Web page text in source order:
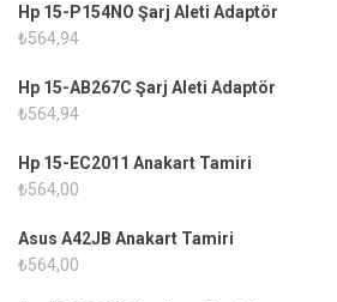
Hp 15-P154NO Şarj Aleti Adaptör
₺564,94
Hp 15-AB267C Şarj Aleti Adaptör
₺564,94
Hp 15-EC2011 Anakart Tamiri
₺564,00
Asus A42JB Anakart Tamiri
₺564,00